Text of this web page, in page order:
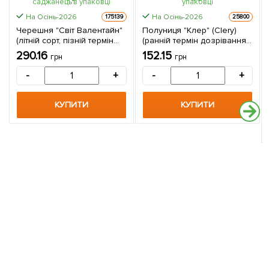
На Осінь-2026 175139
Черешня "Світ Валентайн"
(літній сорт, пізній термін
дозрівання) 1 саджанець в
упаковці
290.16 грн
- +
КУПИТИ
На Осінь-2026 25800
Полуниця "Клер" (Clery)
(ранній термін дозрівання,
дуже великі гарні ягоди) 5
шт в упаковці
152.15 грн
- +
КУПИТИ